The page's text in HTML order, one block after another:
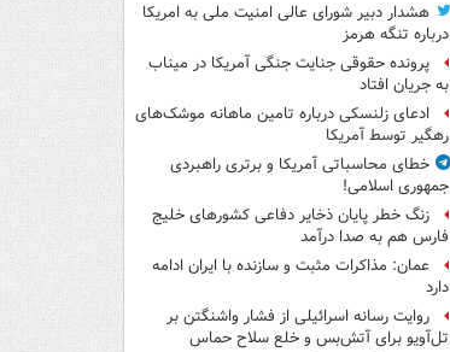
هشدار دبیر شورای عالی امنیت ملی به امریکا
درباره تنگه هرمز
پرونده حقوقی جنایت جنگی آمریکا در میناب
به جریان افتاد
ادعای زلنسکی درباره تامین ماهانه موشک‌های
رهگیر توسط آمریکا
خطای محاسباتی آمریکا و برتری راهبردی
جمهوری اسلامی!
زنگ خطر پایان ذخایر دفاعی کشورهای خلیج
فارس هم به صدا درآمد
عمان: مذاکرات مثبت و سازنده با ایران ادامه
دارد
روایت رسانه اسرائیلی از فشار واشنگتن بر
تل‌آویو برای آتش‌بس و خلع سلاح حماس